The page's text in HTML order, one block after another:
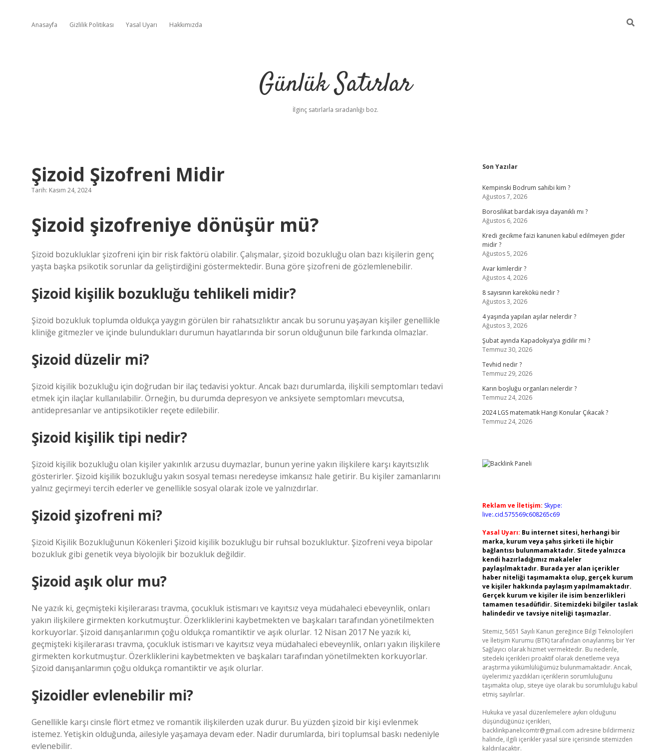
Anasayfa Gizlilik Politikası Yasal Uyarı Hakkımızda
Günlük Satırlar
İlginç satırlarla sıradanlığı boz.
Şizoid Şizofreni Midir
Tarih: Kasım 24, 2024
Şizoid şizofreniye dönüşür mü?
Şizoid bozukluklar şizofreni için bir risk faktörü olabilir. Çalışmalar, şizoid bozukluğu olan bazı kişilerin genç
yaşta başka psikotik sorunlar da geliştirdiğini göstermektedir. Buna göre şizofreni de gözlemlenebilir.
Şizoid kişilik bozukluğu tehlikeli midir?
Şizoid bozukluk toplumda oldukça yaygın görülen bir rahatsızlıktır ancak bu sorunu yaşayan kişiler genellikle
kliniğe gitmezler ve içinde bulundukları durumun hayatlarında bir sorun olduğunun bile farkında olmazlar.
Şizoid düzelir mi?
Şizoid kişilik bozukluğu için doğrudan bir ilaç tedavisi yoktur. Ancak bazı durumlarda, ilişkili semptomları tedavi
etmek için ilaçlar kullanılabilir. Örneğin, bu durumda depresyon ve anksiyete semptomları mevcutsa,
antidepresanlar ve antipsikotikler reçete edilebilir.
Şizoid kişilik tipi nedir?
Şizoid kişilik bozukluğu olan kişiler yakınlık arzusu duymazlar, bunun yerine yakın ilişkilere karşı kayıtsızlık
gösterirler. Şizoid kişilik bozukluğu yakın sosyal teması neredeyse imkansız hale getirir. Bu kişiler zamanlarını
yalnız geçirmeyi tercih ederler ve genellikle sosyal olarak izole ve yalnızdırlar.
Şizoid şizofreni mi?
Şizoid Kişilik Bozukluğunun Kökenleri Şizoid kişilik bozukluğu bir ruhsal bozukluktur. Şizofreni veya bipolar
bozukluk gibi genetik veya biyolojik bir bozukluk değildir.
Şizoid aşık olur mu?
Ne yazık ki, geçmişteki kişilerarası travma, çocukluk istismarı ve kayıtsız veya müdahaleci ebeveynlik, onları
yakın ilişkilere girmekten korkutmuştur. Özerkliklerini kaybetmekten ve başkaları tarafından yönetilmekten
korkuyorlar. Şizoid danışanlarımın çoğu oldukça romantiktir ve aşık olurlar. 12 Nisan 2017 Ne yazık ki,
geçmişteki kişilerarası travma, çocukluk istismarı ve kayıtsız veya müdahaleci ebeveynlik, onları yakın ilişkilere
girmekten korkutmuştur. Özerkliklerini kaybetmekten ve başkaları tarafından yönetilmekten korkuyorlar.
Şizoid danışanlarımın çoğu oldukça romantiktir ve aşık olurlar.
Şizoidler evlenebilir mi?
Genellikle karşı cinsle flört etmez ve romantik ilişkilerden uzak durur. Bu yüzden şizoid bir kişi evlenmek
istemez. Yetişkin olduğunda, ailesiyle yaşamaya devam eder. Nadir durumlarda, biri toplumsal baskı nedeniyle
evlenebilir.
Sidebar
Son Yazılar
Kempinski Bodrum sahibi kim ?
Ağustos 7, 2026
Borosilikat bardak isıya dayanıklı mı ?
Ağustos 6, 2026
Kredi gecikme faizi kanunen kabul edilmeyen gider
midir ?
Ağustos 5, 2026
Avar kimlerdir ?
Ağustos 4, 2026
8 sayısının karekökü nedir ?
Ağustos 3, 2026
4 yaşında yapılan aşılar nelerdir ?
Ağustos 3, 2026
Şubat ayında Kapadokya’ya gidilir mi ?
Temmuz 30, 2026
Tevhid nedir ?
Temmuz 29, 2026
Karın boşluğu organları nelerdir ?
Temmuz 24, 2026
2024 LGS matematik Hangi Konular Çıkacak ?
Temmuz 24, 2026
Reklam ve İletişim: Skype:
live:.cid.575569c608265c69
Yasal Uyarı: Bu internet sitesi, herhangi bir
marka, kurum veya şahıs şirketi ile hiçbir
bağlantısı bulunmamaktadır. Sitede yalnızca
kendi hazırladığımız makaleler
paylaşılmaktadır. Burada yer alan içerikler
haber niteliği taşımamakta olup, gerçek kurum
ve kişiler hakkında paylaşım yapılmamaktadır.
Gerçek kurum ve kişiler ile isim benzerlikleri
tamamen tesadüfidir. Sitemizdeki bilgiler taslak
halindedir ve tavsiye niteliği taşımazlar.
Sitemiz, 5651 Sayılı Kanun gereğince Bilgi Teknolojileri
ve İletişim Kurumu (BTK) tarafından onaylanmış bir Yer
Sağlayıcı olarak hizmet vermektedir. Bu nedenle,
sitedeki içerikleri proaktif olarak denetleme veya
araştırma yükümlülüğümüz bulunmamaktadır. Ancak,
üyelerimiz yazdıkları içeriklerin sorumluluğunu
taşımakta olup, siteye üye olarak bu sorumluluğu kabul
etmiş sayılırlar.
Hukuka ve yasal düzenlemelere aykırı olduğunu
düşündüğünüz içerikleri,
backlinkpanelicomtr@gmail.com adresine bildirmeniz
halinde, ilgili içerikler yasal süre içerisinde sitemizden
kaldırılacaktır.